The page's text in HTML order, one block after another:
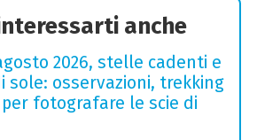
anche
2026, stelle cadenti e
sole: osservazioni, trekking
fotografare le scie di